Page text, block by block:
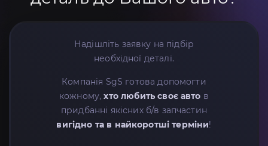
Надішліть заявку на підбір
необхідної деталі.
Компанія SgS готова допомогти
кожному,хто любить своє авто в
придбанні якісних б/в запчастин
вигідно та в найкоротші терміни!